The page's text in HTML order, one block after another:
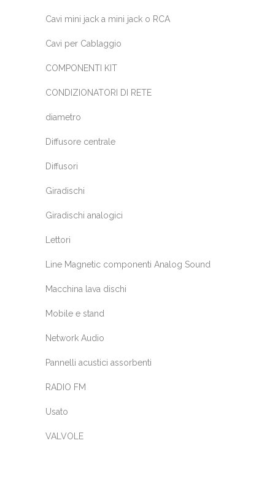
Cavi mini jack a mini jack o RCA
Cavi per Cablaggio
COMPONENTI KIT
CONDIZIONATORI DI RETE
diametro
Diffusore centrale
Diffusori
Giradischi
Giradischi analogici
Lettori
Line Magnetic componenti Analog Sound
Macchina lava dischi
Mobile e stand
Network Audio
Pannelli acustici assorbenti
RADIO FM
Usato
VALVOLE